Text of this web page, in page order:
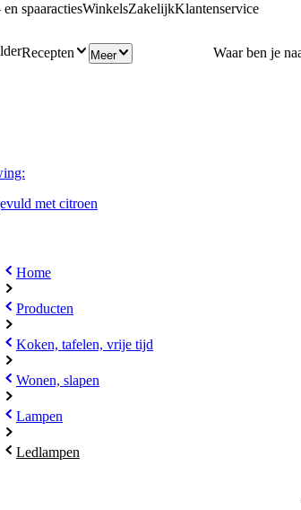
spaaractiesWinkelsZakelijkKlantenservice
Recepten Meer
met citroen
Home
Producten
Koken, tafelen, vrije tijd
Wonen, slapen
Lampen
Ledlampen